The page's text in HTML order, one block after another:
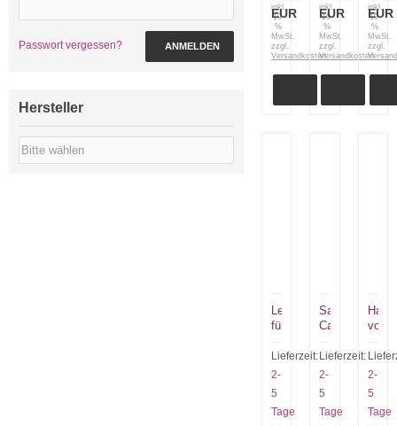
EUR
inkl.
19
%
MwSt.
zzgl.
Versandkosten
EUR
inkl.
19
%
MwSt.
zzgl.
Versandkosten
EUR
inkl.
19
%
MwSt.
zzgl.
Lederbeuteletui
für
No
7
und
8
passend
Lieferzeit:
2-
5
Tage
Sammler
Case
für
12
Klappmesser,
weich
gepolstert
Lieferzeit:
2-
5
Tage
von
2-
5
Tage
Passwort vergessen? ANMELDEN
Hersteller